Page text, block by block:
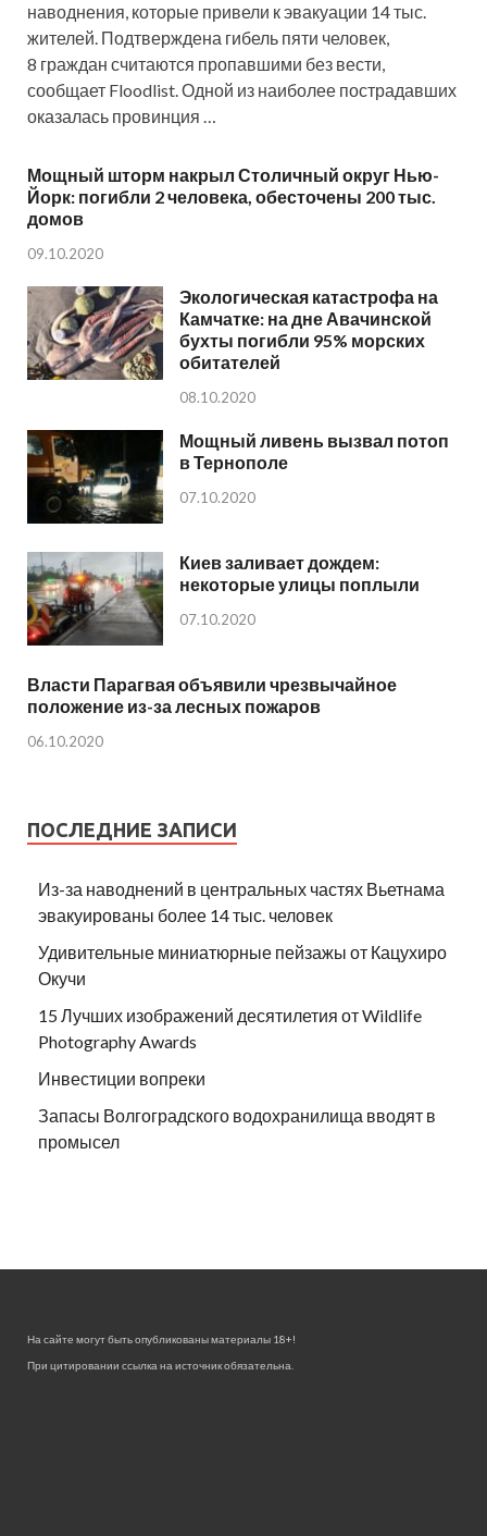
наводнения, которые привели к эвакуации 14 тыс.
жителей. Подтверждена гибель пяти человек,
8 граждан считаются пропавшими без вести,
сообщает Floodlist. Одной из наиболее пострадавших
оказалась провинция …
Мощный шторм накрыл Столичный округ Нью-
Йорк: погибли 2 человека, обесточены 200 тыс.
домов
09.10.2020
Экологическая катастрофа на
Камчатке: на дне Авачинской
бухты погибли 95% морских
обитателей
08.10.2020
Мощный ливень вызвал потоп
в Тернополе
07.10.2020
Киев заливает дождем:
некоторые улицы поплыли
07.10.2020
Власти Парагвая объявили чрезвычайное
положение из-за лесных пожаров
06.10.2020
ПОСЛЕДНИЕ ЗАПИСИ
Из-за наводнений в центральных частях Вьетнама
эвакуированы более 14 тыс. человек
Удивительные миниатюрные пейзажы от Кацухиро
Окучи
15 Лучших изображений десятилетия от Wildlife
Photography Awards
Инвестиции вопреки
Запасы Волгоградского водохранилища вводят в
промысел
На сайте могут быть опубликованы материалы 18+!
При цитировании ссылка на источник обязательна.